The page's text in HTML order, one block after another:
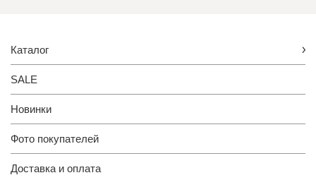
Каталог
SALE
Новинки
Фото покупателей
Доставка и оплата